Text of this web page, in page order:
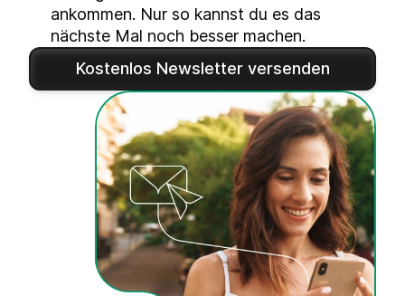
ankommen. Nur so kannst du es das
nächste Mal noch besser machen.
Kostenlos Newsletter versenden